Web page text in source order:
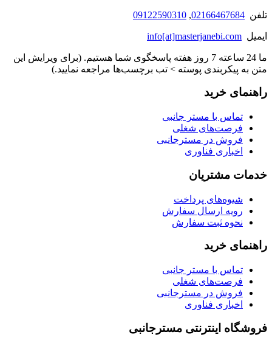
تلفن 02166467684
,
09122590310
ایمیل info[at]masterjanebi.com
ما 24 ساعته 7 روز هفته پاسخگوی شما هستیم. (برای ویرایش این
متن به پیکربندی پوسته > تب برچسب‌ها مراجعه نمایید.)
راهنمای خرید
تماس با مستر جانبی
فرصت‌های شغلی
فروش در مسترجانبی
اخباری فناوری
خدمات مشتریان
شیوه‌های پرداخت
رویه ارسال سفارش
نحوه ثبت سفارش
راهنمای خرید
تماس با مستر جانبی
فرصت‌های شغلی
فروش در مسترجانبی
اخباری فناوری
فروشگاه اینترنتی مسترجانبی